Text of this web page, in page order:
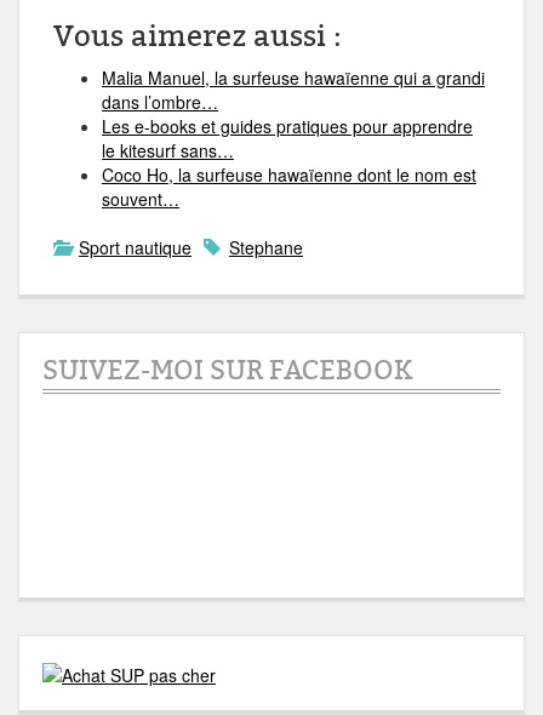
Vous aimerez aussi :
Malia Manuel, la surfeuse hawaïenne qui a grandi
dans l’ombre…
Les e-books et guides pratiques pour apprendre
le kitesurf sans…
Coco Ho, la surfeuse hawaïenne dont le nom est
souvent…
Sport nautique
Stephane
SUIVEZ-MOI SUR FACEBOOK